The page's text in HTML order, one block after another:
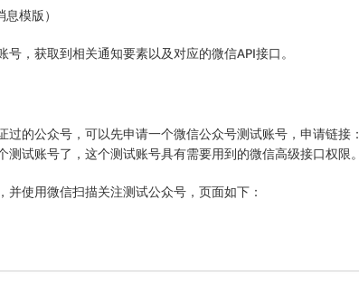
模版）
，获取到相关通知要素以及对应的微信API接口。
的公众号，可以先申请一个微信公众号测试账号，申请链接：
测试账号了，这个测试账号具有需要用到的微信高级接口权限。
使用微信扫描关注测试公众号，页面如下：